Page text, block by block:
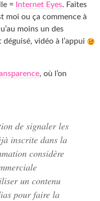
= Internet Eyes. Faites
moi ou ça commence à
moins un des
vidéo à l’appui
, où l’on
de signaler les
inscrite dans la
considère
un contenu
pour faire la